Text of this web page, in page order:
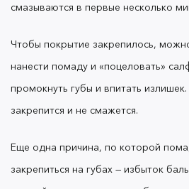
поэтому легко скользят по
Из-за мягкости грифеля легко
силой нажатия, и тогда
Наносите карандаш легкими
тушуйте встроенной
дольше, а макияж станет
смазываются в первые несколько
Чтобы покрытие закрепилось,
нанести помаду и «поцеловать»
промокнуть губы и впитать
закрепится и не смажется.
Еще одна причина, по которой
закрепиться на губах — избыток